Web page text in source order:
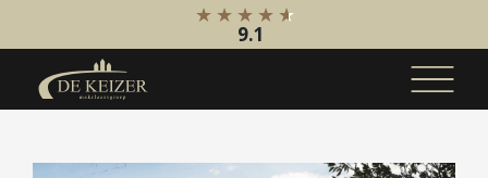
Koopaanbod
9.1